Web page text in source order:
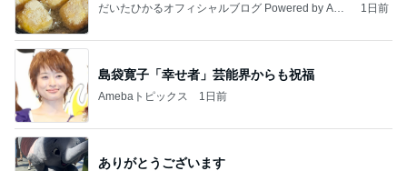
だいたひかるオフィシャルブログ Powered by Ame
1日前
島袋寛子「幸せ者」芸能界からも祝福
Amebaトピックス 1日前
ありがとうございます